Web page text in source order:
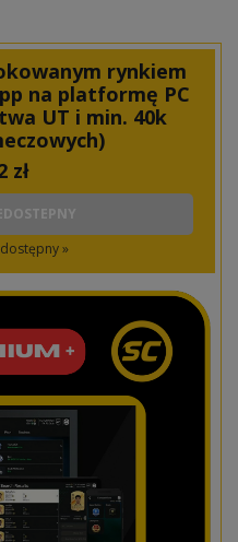
rynkiem
na platformę PC
UT i min. 40k
zł
»